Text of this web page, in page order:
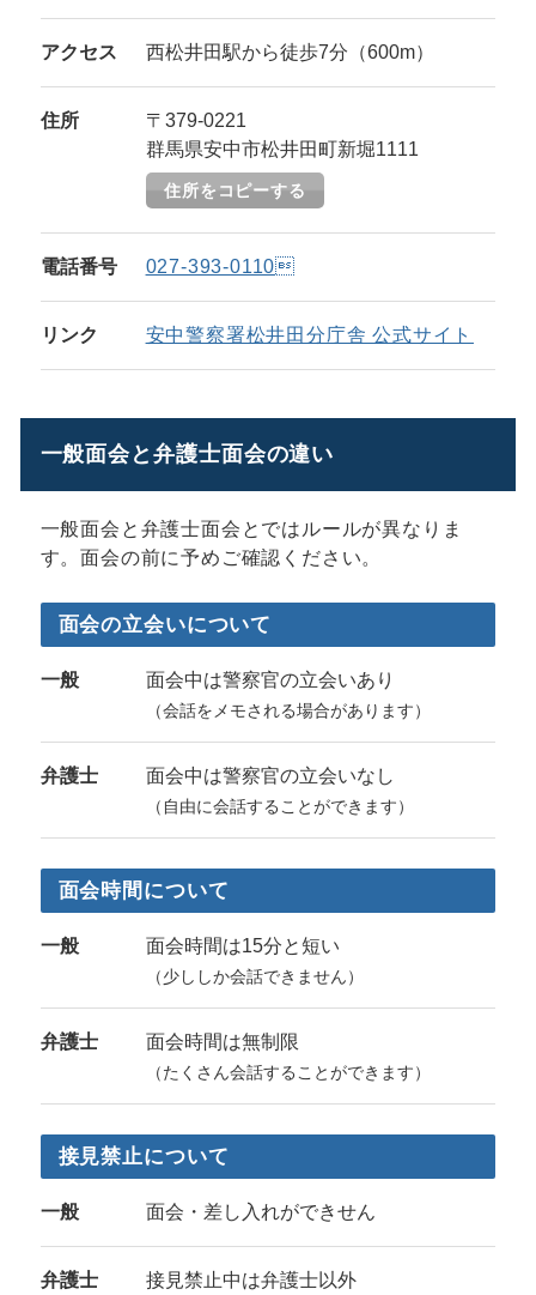
アクセス 西松井田駅から徒歩7分（600m）
住所
〒379-0221
群馬県安中市松井田町新堀1111
住所をコピーする
電話番号 027-393-0110
リンク 安中警察署松井田分庁舎 公式サイト
一般面会と弁護士面会の違い
一般面会と弁護士面会とではルールが異なりま
す。面会の前に予めご確認ください。
面会の立会いについて
一般 面会中は警察官の立会いあり
（会話をメモされる場合があります）
弁護士 面会中は警察官の立会いなし
（自由に会話することができます）
面会時間について
一般 面会時間は15分と短い
（少ししか会話できません）
弁護士 面会時間は無制限
（たくさん会話することができます）
接見禁止について
一般 面会・差し入れができせん
弁護士
接見禁止中は弁護士以外